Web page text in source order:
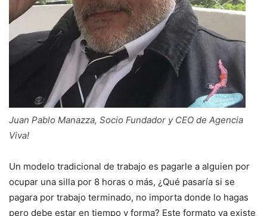
Juan Pablo Manazza, Socio Fundador y CEO de Agencia
Viva!
Un modelo tradicional de trabajo es pagarle a alguien por
ocupar una silla por 8 horas o más, ¿Qué pasaría si se
pagara por trabajo terminado, no importa donde lo hagas
pero debe estar en tiempo y forma? Este formato ya existe